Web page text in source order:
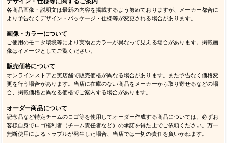
各商品画像・説明文は最新の内容を掲載するよう努めておりますが、メーカー都合に
より予告なくデザイン・パッケージ・仕様等が変更される場合があります。
画像・カラーについて
ご使用のモニタ環境等により実物とカラーが異なって見える場合があります。掲載画
像はイメージとしてご覧ください。
販売価格について
オンラインストアと実店舗で販売価格が異なる場合があります。また予告なく価格変
更を行う場合があります。当店に在庫のない商品をメーカーから取り寄せるなどの場
合、掲載価格と異なる価格でご案内する場合があります。
オーダー商品について
記念品など特定チームのロゴ等を使用してオーダー作成する商品については、必ずお
客様自身でロゴ権利者（チーム責任者など）の承諾を得た上でご依頼ください。万一
無断使用によるトラブルが発生した場合、当店では一切の責任を負いかねます。